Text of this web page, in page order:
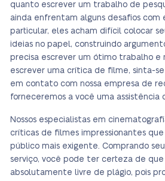
quanto escrever um trabalho de
ainda enfrentam alguns desafios com
particular, eles acham difícil colocar
ideias no papel, construindo
precisa escrever um ótimo trabalho e
escrever uma crítica de filme, sinta-
em contato com nossa empresa de
forneceremos a você uma assistência
Nossos especialistas em
críticas de filmes impressionantes
público mais exigente. Comprando
serviço, você pode ter certeza de
absolutamente livre de plágio, pois